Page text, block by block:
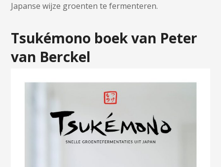
Japanse wijze groenten te fermenteren.
Tsukémono boek van Peter
van Berckel